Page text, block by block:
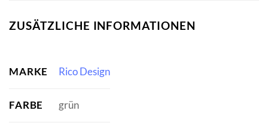
ZUSÄTZLICHE INFORMATIONEN
MARKE Rico Design
FARBE grün